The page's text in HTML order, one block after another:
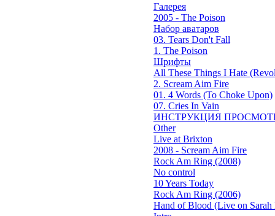
Галерея
2005 - The Poison
Набор аватаров
03. Tears Don't Fall
1. The Poison
Шрифты
All These Things I Hate
2. Scream Aim Fire
01. 4 Words (To Choke Upon)
07. Cries In Vain
ИНСТРУКЦИЯ
Other
Live at Brixton
2008 - Scream Aim Fire
Rock Am Ring (2008)
No control
10 Years Today
Rock Am Ring (2006)
Hand of Blood (Live on Sarah